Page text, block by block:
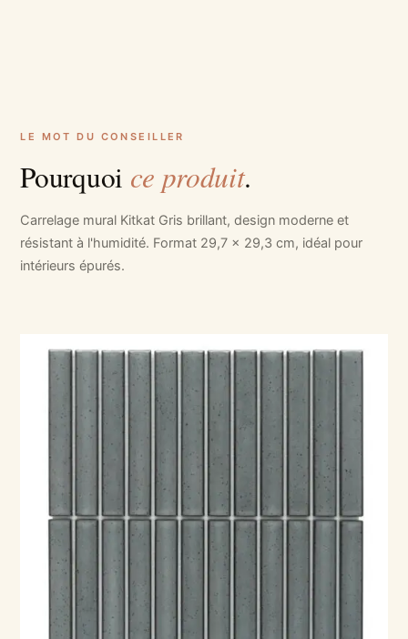
LE MOT DU CONSEILLER
Pourquoi ce produit.
Carrelage mural Kitkat Gris brillant, design moderne et
résistant à l'humidité. Format 29,7 x 29,3 cm, idéal pour
intérieurs épurés.